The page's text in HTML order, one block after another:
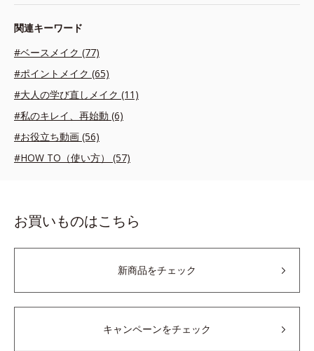
関連キーワード
#ベースメイク (77)
#ポイントメイク (65)
#大人の学び直しメイク (11)
#私のキレイ、再始動 (6)
#お役立ち動画 (56)
#HOW TO（使い方） (57)
お買いものはこちら
新商品をチェック
キャンペーンをチェック